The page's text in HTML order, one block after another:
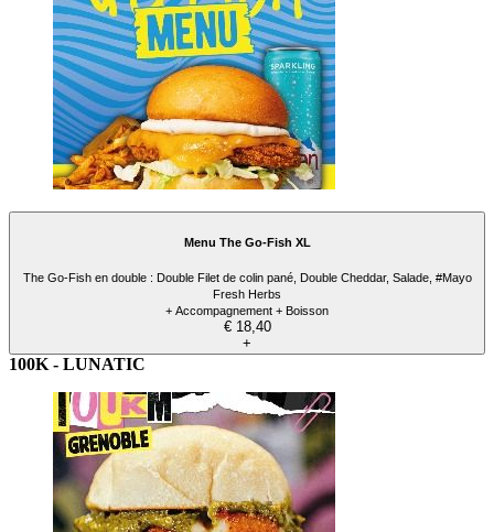
Menu The Go-Fish XL
The Go-Fish en double : Double Filet de colin pané, Double Cheddar, Salade, #Mayo
Fresh Herbs
+ Accompagnement + Boisson
€ 18,40
+
100K - LUNATIC